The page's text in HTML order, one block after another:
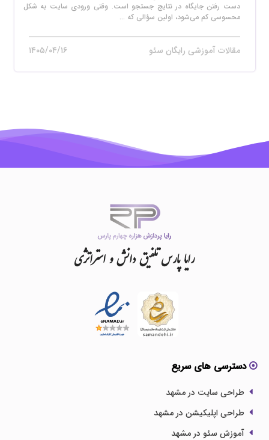
دست رفتن جایگاه در نتایج جستجو است. وقتی ورودی سایت به شکل
محسوسی کم می‌شود، اولین سؤالی که ...
مقالات آموزشی رایگان سئو ۱۴۰۵/۰۴/۱۶
رایاپارستلفیقدانشواستراتژی
دسترسی های سریع
طراحی سایت در مشهد
طراحی اپلیکیشن در مشهد
آموزش سئو در مشهد